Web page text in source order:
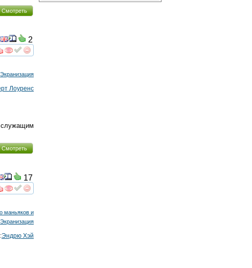
Смотреть
смотретьинтересует
2
Экранизация
Лоуренс
служащим
Смотреть
смотретьинтересует
17
маньяков и
Экранизация
:Эндрю Хэй